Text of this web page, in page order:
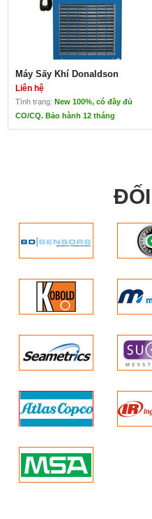
Bảo hành: 12 tháng
Hàng mới 100%
Giá cả cạnh tranh. Tiêu chuẩn chất
Đa dạng về dải lưu lượng.
Máy Sấy Khí Donaldson
Liên hệ
Tình trạng: New 100%, có đầy đủ
CO/CQ. Bảo hành 12 tháng
tiêu chuẩn châu Âu
đa dạng về chủng loại
lạnh, máy sấy hấp thụ,
máy sấy hấp thụ tái
sinh…)
nhập khẩu nguyên
tư vấn lắp đặt và hỗ trợ
kĩ thuật
XEM THÊM CÁC LOẠI MÁY SẤY
KHÍ TẠI ĐÂY